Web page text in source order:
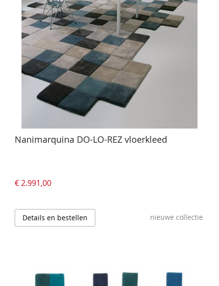
Nanimarquina DO-LO-REZ vloerkleed
€ 2.991,00
Details en bestellen nieuwe collectie